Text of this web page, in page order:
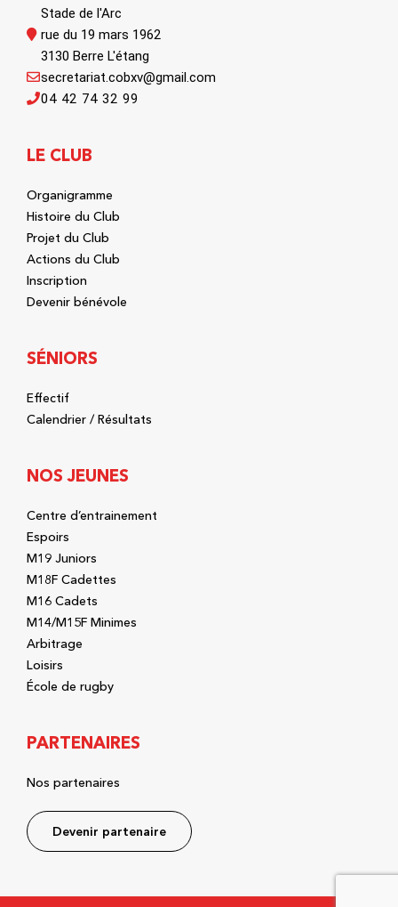
Stade de l'Arc
rue du 19 mars 1962
3130 Berre L'étang
04 42 74 32 99
secretariat.cobxv@gmail.com
LE CLUB
Organigramme
Histoire du Club
Projet du Club
Actions du Club
Inscription
Devenir bénévole
SÉNIORS
Effectif
Calendrier / Résultats
NOS JEUNES
Centre d’entrainement
Espoirs
M19 Juniors
M18F Cadettes
M16 Cadets
M14/M15F Minimes
Arbitrage
Loisirs
École de rugby
PARTENAIRES
Nos partenaires
Devenir partenaire